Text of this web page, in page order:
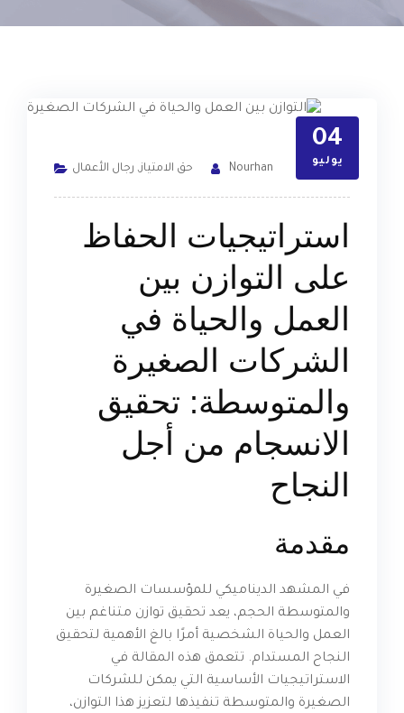
04
يوليو
Nourhan حق الامتياز, رجال الأعمال
استراتيجيات الحفاظ
على التوازن بين
العمل والحياة في
الشركات الصغيرة
والمتوسطة: تحقيق
الانسجام من أجل
النجاح
مقدمة
في المشهد الديناميكي للمؤسسات الصغيرة
والمتوسطة الحجم، يعد تحقيق توازن متناغم بين
العمل والحياة الشخصية أمرًا بالغ الأهمية لتحقيق
النجاح المستدام. تتعمق هذه المقالة في
الاستراتيجيات الأساسية التي يمكن للشركات
الصغيرة والمتوسطة تنفيذها لتعزيز هذا التوازن،